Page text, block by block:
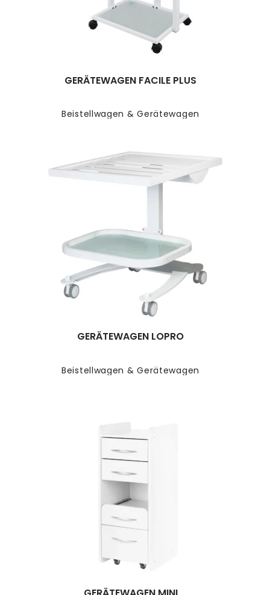
Beistellwagen & Gerätewagen
GERÄTEWAGEN FACILE PLUS
Beistellwagen & Gerätewagen
GERÄTEWAGEN LOPRO